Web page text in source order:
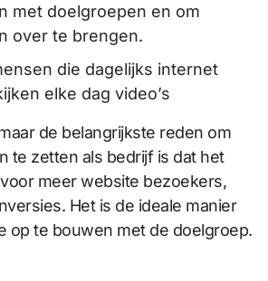
met doelgroepen en om
over te brengen.
die dagelijks internet
elke dag video’s
de belangrijkste reden om
te zetten als bedrijf is dat het
meer website bezoekers,
Het is de ideale manier
op te bouwen met de doelgroep.